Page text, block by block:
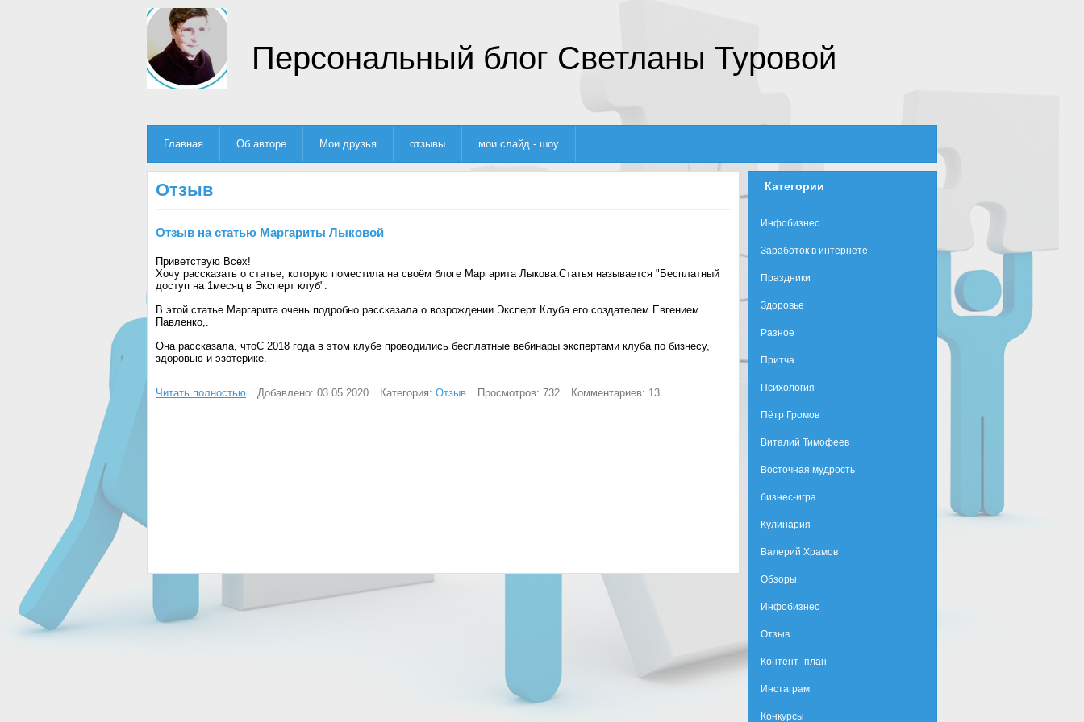
Персональный блог Светланы Туровой
Главная Об авторе Мои друзья отзывы мои слайд - шоу
Отзыв
Отзыв на статью Маргариты Лыковой
Приветствую Всех!
Хочу рассказать о статье, которую поместила на своём блоге Маргарита Лыкова.Статья называется "Бесплатный
доступ на 1месяц в Эксперт клуб".
В этой статье Маргарита очень подробно рассказала о возрождении Эксперт Клуба его создателем Евгением
Павленко,.
Она рассказала, чтоС 2018 года в этом клубе проводились бесплатные вебинары экспертами клуба по бизнесу,
здоровью и эзотерике.
Читать полностью Добавлено: 03.05.2020 Категория: Отзыв Просмотров: 732 Комментариев: 13
Категории
Инфобизнес
Заработок в интернете
Праздники
Здоровье
Разное
Притча
Психология
Пётр Громов
Виталий Тимофеев
Восточная мудрость
бизнес-игра
Кулинария
Валерий Храмов
Обзоры
Инфобизнес
Отзыв
Контент- план
Инстаграм
Конкурсы